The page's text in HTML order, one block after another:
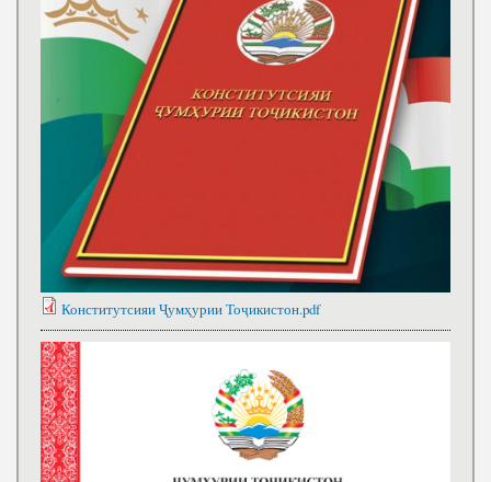
Конститутсияи Ҷумҳурии Тоҷикистон.pdf